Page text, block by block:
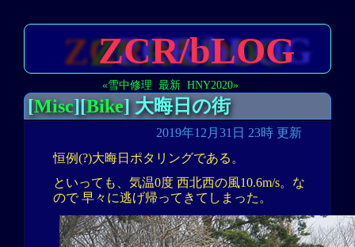
ZCR/bLOG
«雪中修理 最新 HNY2020»
[Misc][Bike] 大晦日の街
2019年12月31日 23時 更新
恒例(?)大晦日ポタリングである。
といっても、気温0度 西北西の風10.6m/s。な
ので 早々に逃げ帰ってきてしまった。